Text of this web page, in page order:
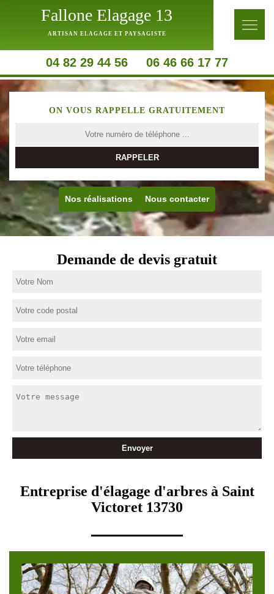
Fallone Elagage 13
ARTISAN ELAGAGE ET PAYSAGISTE
04 82 29 44 56 06 46 66 17 77
ON VOUS RAPPELLE GRATUITEMENT
Nos réalisations Nous contacter
Demande de devis gratuit
Entreprise d'élagage d'arbres à Saint
Victoret 13730